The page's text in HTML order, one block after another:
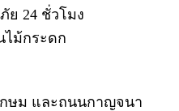
ย 24 ชั่วโมง
ไม้กระดก
ษม และถนนกาญจนา